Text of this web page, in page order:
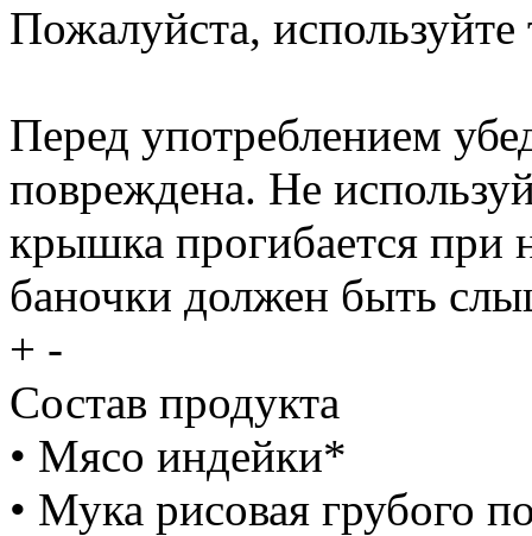
Пожалуйста,
Перед употреблением
повреждена. Не
крышка прогибается при
баночки должен быть
+ -
Состав продукта
• Мясо индейки*
• Мука рисовая грубого